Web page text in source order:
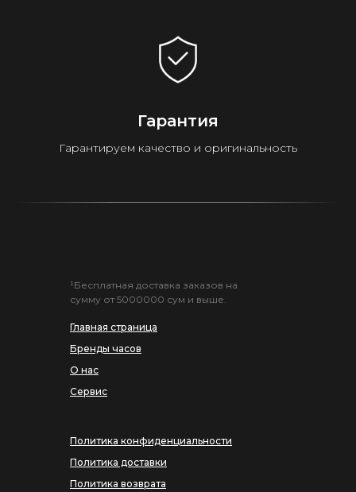
Гарантия
Гарантируем качество и оригинальность
Главная страница
Бренды часов
О нас
Сервис
¹Бесплатная доставка заказов на
сумму от 5000000 сум и выше.
Политика конфиденциальности
Политика доставки
Политика возврата